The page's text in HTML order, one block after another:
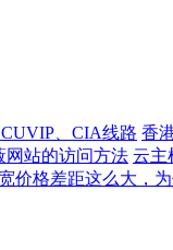
、CIA线路 香
网站的访问方法 云主
价格差距这么大，